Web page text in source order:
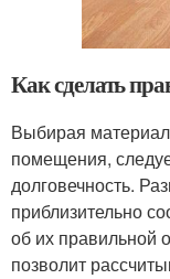
Как сделать
Выбирая
помещения,
долговечность.
приблизительно
об их правильной
позволит